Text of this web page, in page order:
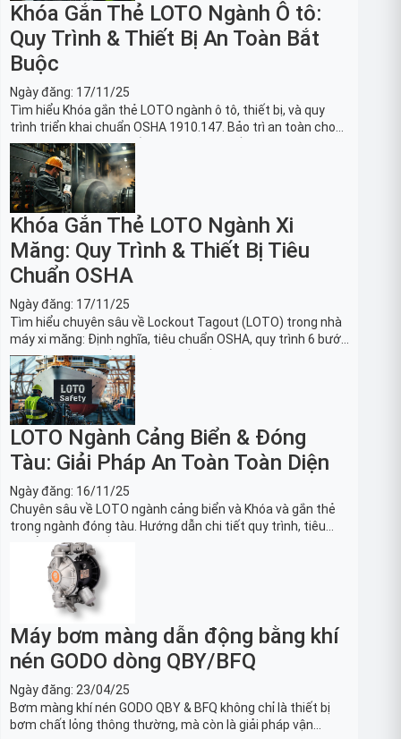
Khóa Gắn Thẻ LOTO Ngành Ô tô:
Quy Trình & Thiết Bị An Toàn Bắt
Buộc
Ngày đăng: 17/11/25
Tìm hiểu Khóa gắn thẻ LOTO ngành ô tô, thiết bị, và quy
trình triển khai chuẩn OSHA 1910.147. Bảo trì an toàn cho
robot, băng tải sản xuất ô tô và dây chuyền lắp ráp xe hơi.
Khóa Gắn Thẻ LOTO Ngành Xi
Măng: Quy Trình & Thiết Bị Tiêu
Chuẩn OSHA
Ngày đăng: 17/11/25
Tìm hiểu chuyên sâu về Lockout Tagout (LOTO) trong nhà
máy xi măng: Định nghĩa, tiêu chuẩn OSHA, quy trình 6 bước
và danh sách thiết bị LOTO thiết yếu. Giải pháp bảo trì lò
nung, máy nghiền an toàn.
LOTO Ngành Cảng Biển & Đóng
Tàu: Giải Pháp An Toàn Toàn Diện
Ngày đăng: 16/11/25
Chuyên sâu về LOTO ngành cảng biển và Khóa và gắn thẻ
trong ngành đóng tàu. Hướng dẫn chi tiết quy trình, tiêu
chuẩn OSHA, thiết bị và Giải pháp LOTO trong công nghiệp
đóng tàu toàn diện.
Máy bơm màng dẫn động bằng khí
nén GODO dòng QBY/BFQ
Ngày đăng: 23/04/25
Bơm màng khí nén GODO QBY & BFQ không chỉ là thiết bị
bơm chất lỏng thông thường, mà còn là giải pháp vận